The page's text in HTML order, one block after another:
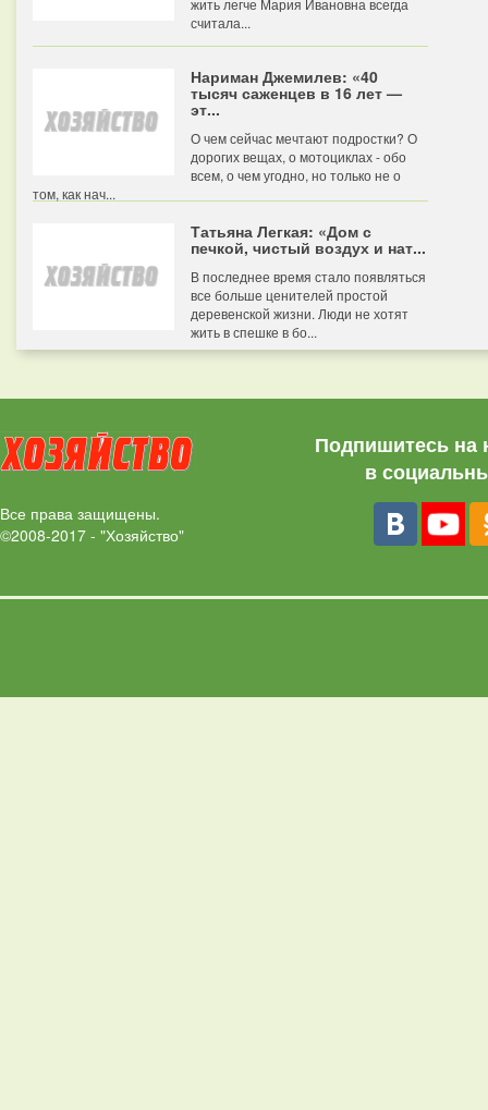
жить легче Мария Ивановна всегда
считала...
Нариман Джемилев: «40
тысяч саженцев в 16 лет —
эт...
О чем сейчас мечтают подростки? О
дорогих вещах, о мотоциклах - обо
всем, о чем угодно, но только не о
том, как нач...
Татьяна Легкая: «Дом с
печкой, чистый воздух и нат...
В последнее время стало появляться
все больше ценителей простой
деревенской жизни. Люди не хотят
жить в спешке в бо...
Все права защищены.
©2008-2017 - "Хозяйство"
Подпишитесь на
в